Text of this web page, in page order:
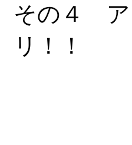
その４ ア
リ！！